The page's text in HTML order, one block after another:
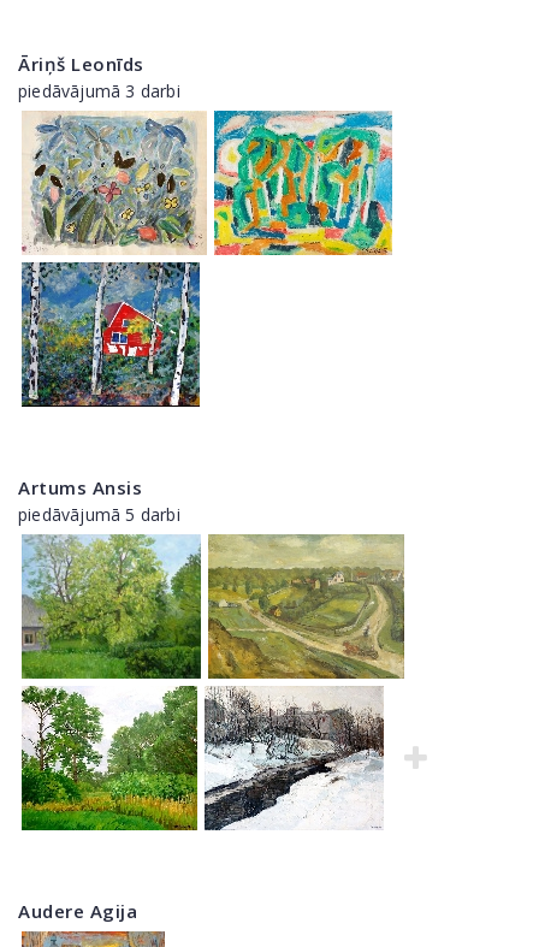
Āriņš Leonīds
piedāvājumā 3 darbi
Artums Ansis
piedāvājumā 5 darbi
Audere Agija